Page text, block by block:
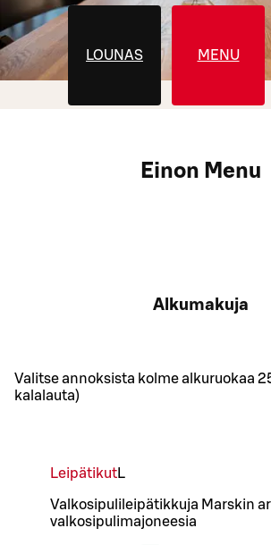
LOUNAS MENU
Einon Menu
Alkumakuja
Valitse annoksista kolme alkuruokaa
kalalauta)
LeipätikutL
Valkosipulileipätikkuja Marskin
valkosipulimajoneesia